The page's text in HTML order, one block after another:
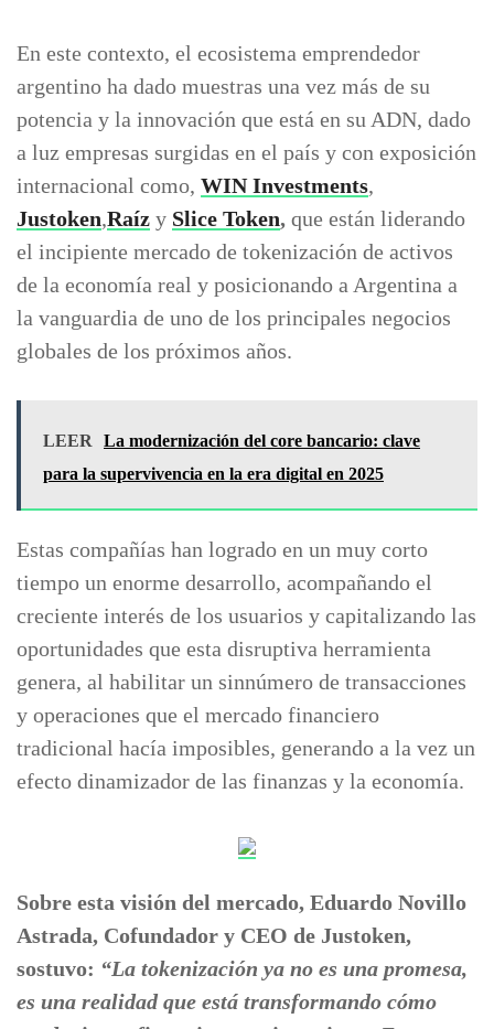
En este contexto, el ecosistema emprendedor
argentino ha dado muestras una vez más de su
potencia y la innovación que está en su ADN, dado
a luz empresas surgidas en el país y con exposición
internacional como, WIN Investments,
Justoken,Raíz y Slice Token, que están liderando
el incipiente mercado de tokenización de activos
de la economía real y posicionando a Argentina a
la vanguardia de uno de los principales negocios
globales de los próximos años.
LEER
La modernización del core bancario: clave
para la supervivencia en la era digital en 2025
Estas compañías han logrado en un muy corto
tiempo un enorme desarrollo, acompañando el
creciente interés de los usuarios y capitalizando las
oportunidades que esta disruptiva herramienta
genera, al habilitar un sinnúmero de transacciones
y operaciones que el mercado financiero
tradicional hacía imposibles, generando a la vez un
efecto dinamizador de las finanzas y la economía.
Sobre esta visión del mercado, Eduardo Novillo
Astrada, Cofundador y CEO de Justoken,
sostuvo: “La tokenización ya no es una promesa,
es una realidad que está transformando cómo